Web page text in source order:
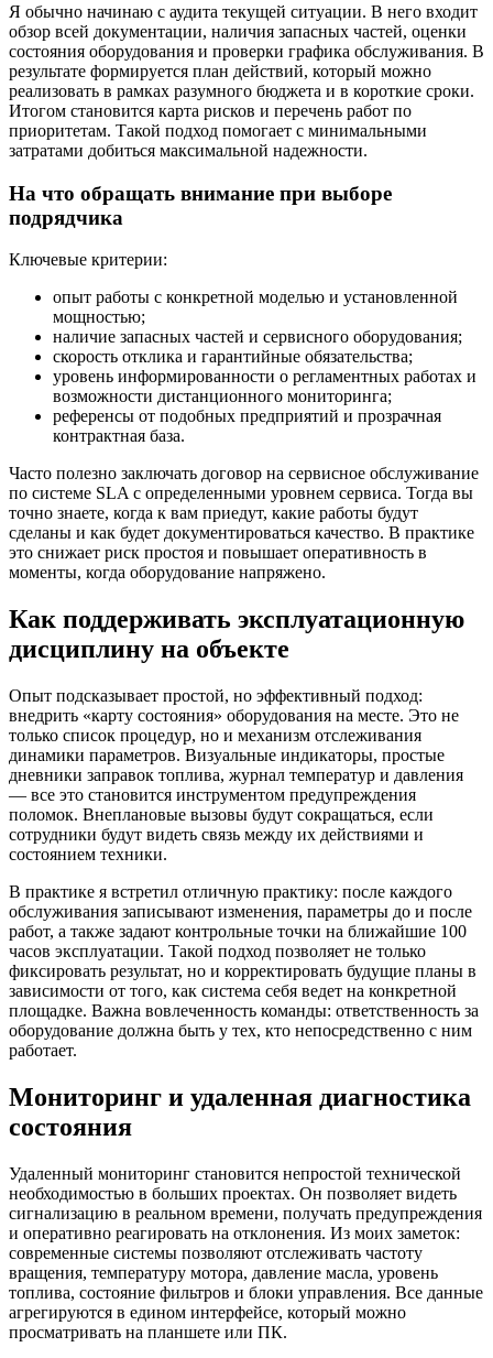
Я обычно начинаю с аудита текущей ситуации. В него входит
обзор всей документации, наличия запасных частей, оценки
состояния оборудования и проверки графика обслуживания. В
результате формируется план действий, который можно
реализовать в рамках разумного бюджета и в короткие сроки.
Итогом становится карта рисков и перечень работ по
приоритетам. Такой подход помогает с минимальными
затратами добиться максимальной надежности.
На что обращать внимание при выборе
подрядчика
Ключевые критерии:
опыт работы с конкретной моделью и установленной
мощностью;
наличие запасных частей и сервисного оборудования;
скорость отклика и гарантийные обязательства;
уровень информированности о регламентных работах и
возможности дистанционного мониторинга;
референсы от подобных предприятий и прозрачная
контрактная база.
Часто полезно заключать договор на сервисное обслуживание
по системе SLA с определенными уровнем сервиса. Тогда вы
точно знаете, когда к вам приедут, какие работы будут
сделаны и как будет документироваться качество. В практике
это снижает риск простоя и повышает оперативность в
моменты, когда оборудование напряжено.
Как поддерживать эксплуатационную
дисциплину на объекте
Опыт подсказывает простой, но эффективный подход:
внедрить «карту состояния» оборудования на месте. Это не
только список процедур, но и механизм отслеживания
динамики параметров. Визуальные индикаторы, простые
дневники заправок топлива, журнал температур и давления
— все это становится инструментом предупреждения
поломок. Внеплановые вызовы будут сокращаться, если
сотрудники будут видеть связь между их действиями и
состоянием техники.
В практике я встретил отличную практику: после каждого
обслуживания записывают изменения, параметры до и после
работ, а также задают контрольные точки на ближайшие 100
часов эксплуатации. Такой подход позволяет не только
фиксировать результат, но и корректировать будущие планы в
зависимости от того, как система себя ведет на конкретной
площадке. Важна вовлеченность команды: ответственность за
оборудование должна быть у тех, кто непосредственно с ним
работает.
Мониторинг и удаленная диагностика
состояния
Удаленный мониторинг становится непростой технической
необходимостью в больших проектах. Он позволяет видеть
сигнализацию в реальном времени, получать предупреждения
и оперативно реагировать на отклонения. Из моих заметок:
современные системы позволяют отслеживать частоту
вращения, температуру мотора, давление масла, уровень
топлива, состояние фильтров и блоки управления. Все данные
агрегируются в едином интерфейсе, который можно
просматривать на планшете или ПК.